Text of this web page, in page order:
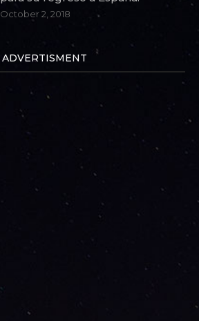
October 2, 2018
ADVERTISMENT